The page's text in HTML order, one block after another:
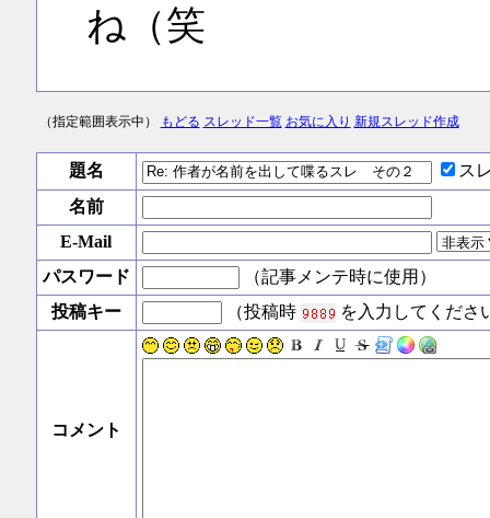
ね（笑
（指定範囲表示中） もどる スレッド一覧 お気に入り 新規スレッド作成
題名
ス
名前
E-Mail
パスワード
（記事メンテ時に使用）
投稿キー
（投稿時 を入力してくださ
コメント